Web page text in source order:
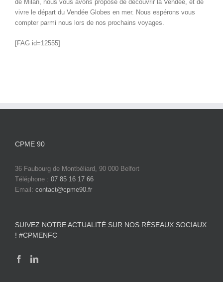
de Milan, nous vous avons proposé de découvrir la Vendée, et de
vivre le départ du Vendée Globes en mer. Nous espérons vous
compter parmi nous lors de nos prochains voyages.
[FAG id=12555]
CPME 90
36 Faubourg de Montbéliard, 90 000 Belfort
Téléphone : 07 85 16 17 66
Email: contact@cpme90.fr
SUIVEZ NOTRE ACTUALITÉ SUR NOS RÉSEAUX SOCIAUX
! #CPMENFC